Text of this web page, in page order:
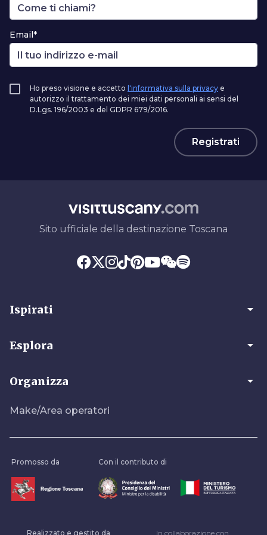
Email*
Ho preso visione e accetto l'informativa sulla privacy e
autorizzo il trattamento dei miei dati personali ai sensi del
D.Lgs. 196/2003 e del GDPR 679/2016.
Registrati
Sito ufficiale della destinazione Toscana
Ispirati arrow_drop_down
Esplora arrow_drop_down
Organizza arrow_drop_down
Make/Area operatori
Promosso da Con il contributo di
Realizzato e gestito da In collaborazione con